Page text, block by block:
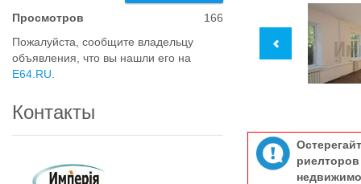
Просмотров
166
Пожалуйста, сообщите владельцу
объявления, что вы нашли его на
E64.RU
Контакты